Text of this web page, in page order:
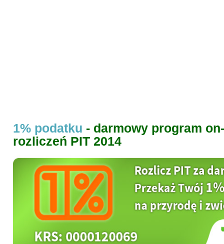
1% podatku - darmowy program
rozliczeń PIT 2014